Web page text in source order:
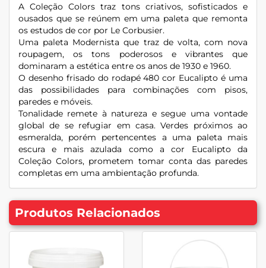
A Coleção Colors traz tons criativos, sofisticados e
ousados que se reúnem em uma paleta que remonta
os estudos de cor por Le Corbusier.
Uma paleta Modernista que traz de volta, com nova
roupagem, os tons poderosos e vibrantes que
dominaram a estética entre os anos de 1930 e 1960.
O desenho frisado do rodapé 480 cor Eucalipto é uma
das possibilidades para combinações com pisos,
paredes e móveis.
Tonalidade remete à natureza e segue uma vontade
global de se refugiar em casa. Verdes próximos ao
esmeralda, porém pertencentes a uma paleta mais
escura e mais azulada como a cor Eucalipto da
Coleção Colors, prometem tomar conta das paredes
completas em uma ambientação profunda.
Produtos Relacionados